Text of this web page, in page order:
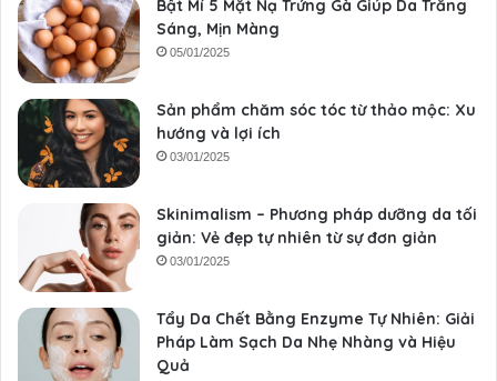
Bật Mí 5 Mặt Nạ Trứng Gà Giúp Da Trắng
Sáng, Mịn Màng
05/01/2025
Sản phẩm chăm sóc tóc từ thảo mộc: Xu
hướng và lợi ích
03/01/2025
Skinimalism – Phương pháp dưỡng da tối
giản: Vẻ đẹp tự nhiên từ sự đơn giản
03/01/2025
Tẩy Da Chết Bằng Enzyme Tự Nhiên: Giải
Pháp Làm Sạch Da Nhẹ Nhàng và Hiệu
Quả